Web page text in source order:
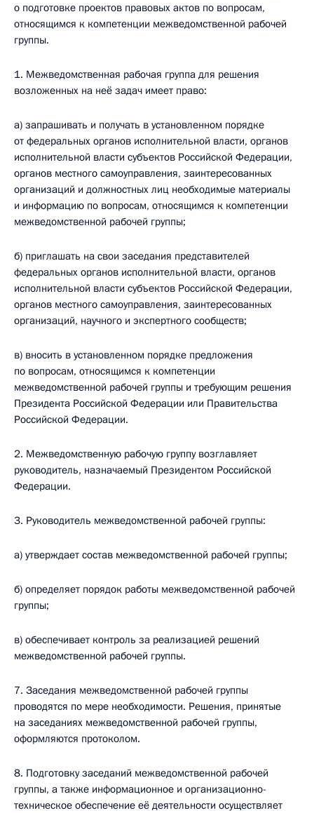
о подготовке проектов правовых актов по вопросам,
относящимся к компетенции межведомственной рабочей
группы.
1. Межведомственная рабочая группа для решения
возложенных на неё задач имеет право:
а) запрашивать и получать в установленном порядке
от федеральных органов исполнительной власти, органов
исполнительной власти субъектов Российской Федерации,
органов местного самоуправления, заинтересованных
организаций и должностных лиц необходимые материалы
и информацию по вопросам, относящимся к компетенции
межведомственной рабочей группы;
б) приглашать на свои заседания представителей
федеральных органов исполнительной власти, органов
исполнительной власти субъектов Российской Федерации,
органов местного самоуправления, заинтересованных
организаций, научного и экспертного сообществ;
в) вносить в установленном порядке предложения
по вопросам, относящимся к компетенции
межведомственной рабочей группы и требующим решения
Президента Российской Федерации или Правительства
Российской Федерации.
2. Межведомственную рабочую группу возглавляет
руководитель, назначаемый Президентом Российской
Федерации.
3. Руководитель межведомственной рабочей группы:
а) утверждает состав межведомственной рабочей группы;
б) определяет порядок работы межведомственной рабочей
группы;
в) обеспечивает контроль за реализацией решений
межведомственной рабочей группы.
7. Заседания межведомственной рабочей группы
проводятся по мере необходимости. Решения, принятые
на заседаниях межведомственной рабочей группы,
оформляются протоколом.
8. Подготовку заседаний межведомственной рабочей
группы, а также информационное и организационно-
техническое обеспечение её деятельности осуществляет